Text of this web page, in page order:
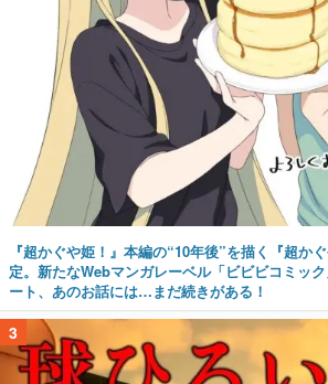
『超かぐや姫！』本編の“10年後”を描く『超か
定。新たなWebマンガレーベル「ビビビコミッ
ート、あのお話には…まだ続きがある！
3